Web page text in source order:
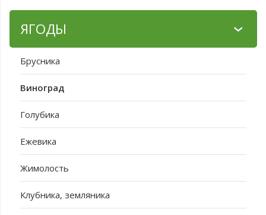
ЯГОДЫ
Брусника
Виноград
Голубика
Ежевика
Жимолость
Клубника, земляника